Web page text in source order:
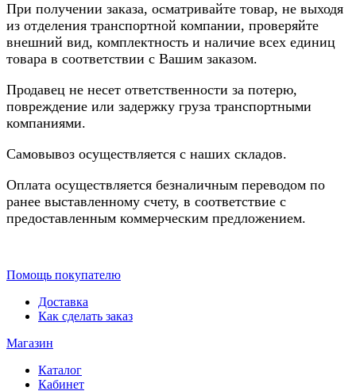
При получении заказа, осматривайте товар, не выходя
из отделения транспортной компании, проверяйте
внешний вид, комплектность и наличие всех единиц
товара в соответствии с Вашим заказом.
Продавец не несет ответственности за потерю,
повреждение или задержку груза транспортными
компаниями.
Самовывоз осуществляется с наших складов.
Оплата осуществляется безналичным переводом по
ранее выставленному счету, в соответствие с
предоставленным коммерческим предложением.
Помощь покупателю
Доставка
Как сделать заказ
Магазин
Каталог
Кабинет